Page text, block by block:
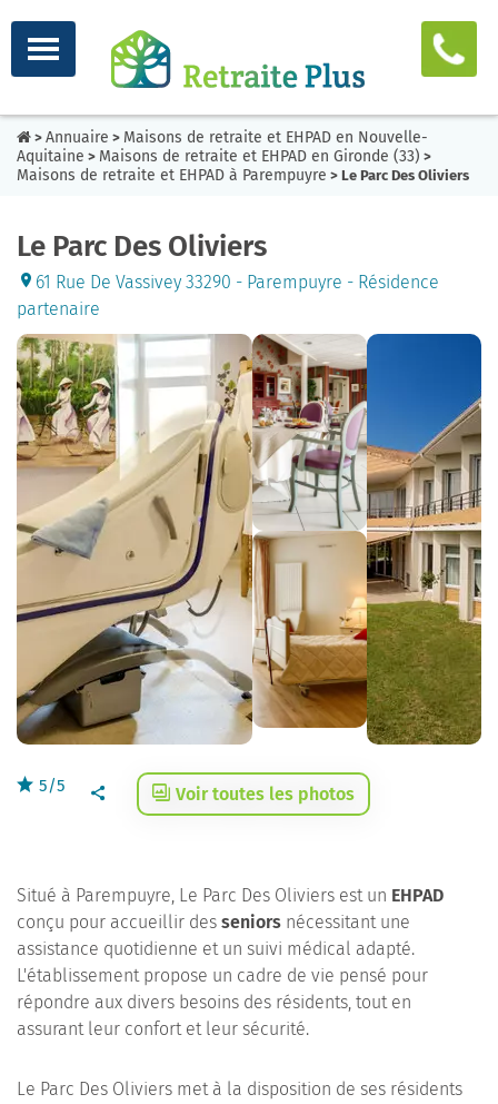
> Annuaire > Maisons de retraite et EHPAD en Nouvelle-
Aquitaine > Maisons de retraite et EHPAD en Gironde (33) >
Maisons de retraite et EHPAD à Parempuyre > Le Parc Des Oliviers
Le Parc Des Oliviers
61 Rue De Vassivey 33290 - Parempuyre - Résidence
partenaire
5/5 Voir toutes les photos
Situé à Parempuyre, Le Parc Des Oliviers est un EHPAD
conçu pour accueillir des seniors nécessitant une
assistance quotidienne et un suivi médical adapté.
L'établissement propose un cadre de vie pensé pour
répondre aux divers besoins des résidents, tout en
assurant leur confort et leur sécurité.
Le Parc Des Oliviers met à la disposition de ses résidents